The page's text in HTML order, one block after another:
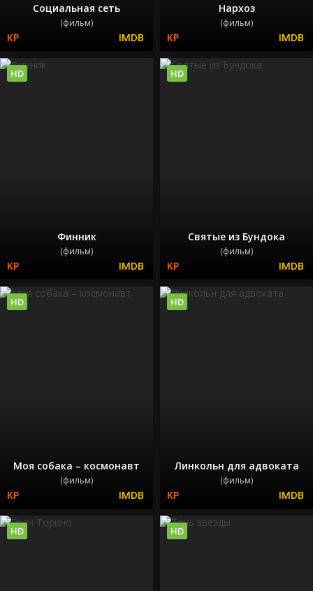
Социальная сеть
(фильм)
Нархоз
(фильм)
Финник
(фильм)
HD
Святые из Бундока
(фильм)
HD
Моя собака – космонавт
(фильм)
HD
Линкольн для адвоката
(фильм)
HD
HD HD